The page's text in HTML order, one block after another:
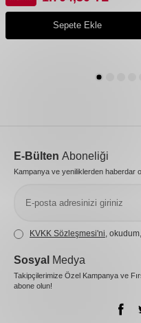
Sepete Ekle
E-Bülten Aboneliği
Kampanya ve yeniliklerden haberdar
KVKK Sözleşmesi'ni ,
Sosyal Medya
Takipçilerimize Özel Kampanya ve
abone olun!